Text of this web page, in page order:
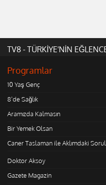
TV8 - TÜRKİYE'NİN
Programlar
10 Yaş Genç
8'de Sağlık
Aramızda Kalmasın
Bir Yemek Olsan
Caner Taslaman ile Aklımdaki
Doktor Aksoy
Gazete Magazin